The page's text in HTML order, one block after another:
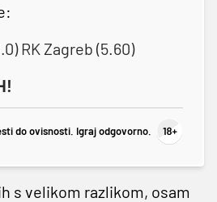
RK Zagreb (5.60)
do ovisnosti. Igraj odgovorno.
s velikom razlikom, osam